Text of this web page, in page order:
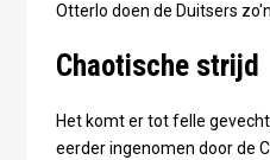
Otterlo doen de Duitsers
Chaotische strijd
Het komt er tot felle
eerder ingenomen door de